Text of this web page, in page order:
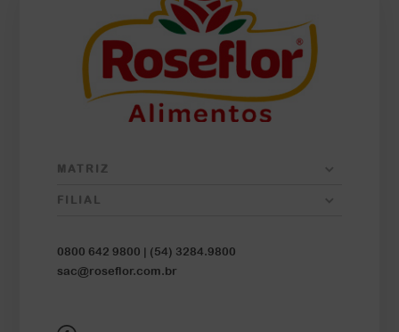
MATRIZ
FILIAL
0800 642 9800 | (54) 3284.9800
sac@roseflor.com.br